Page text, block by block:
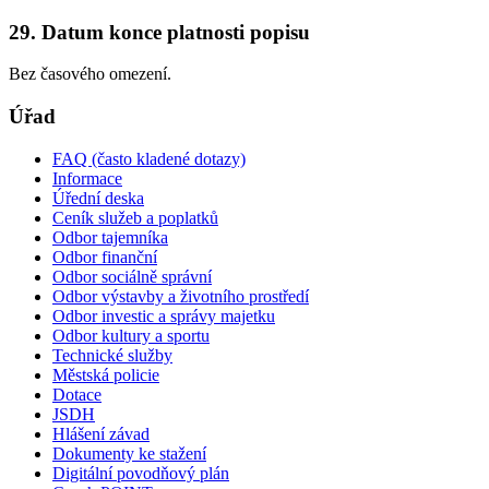
29. Datum konce platnosti popisu
Bez časového omezení.
Úřad
FAQ (často kladené dotazy)
Informace
Úřední deska
Ceník služeb a poplatků
Odbor tajemníka
Odbor finanční
Odbor sociálně správní
Odbor výstavby a životního prostředí
Odbor investic a správy majetku
Odbor kultury a sportu
Technické služby
Městská policie
Dotace
JSDH
Hlášení závad
Dokumenty ke stažení
Digitální povodňový plán